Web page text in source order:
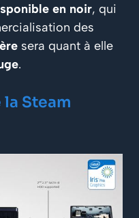
en noir, qui
des
sera quant à elle
.
Steam